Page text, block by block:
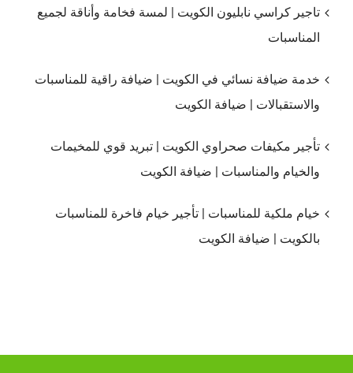
تاجير كراسي نابليون الكويت | لمسة فخامة وأناقة لجميع
المناسبات
خدمة ضيافة نسائي في الكويت | ضيافة راقية للمناسبات
والاستقبالات | ضيافة الكويت
تأجير مكيفات صحراوي الكويت | تبريد قوي للمخيمات
والخيام والمناسبات | ضيافة الكويت
خيام ملكية للمناسبات | تأجير خيام فاخرة للمناسبات
بالكويت | ضيافة الكويت